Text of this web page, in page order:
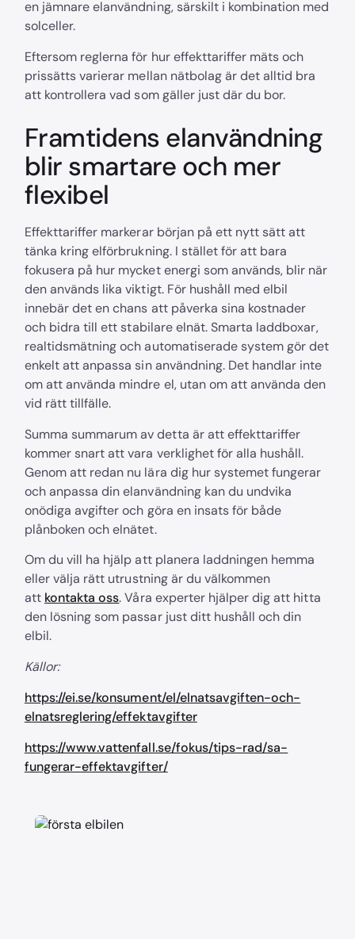
en jämnare elanvändning, särskilt i kombination med
solceller.
Eftersom reglerna för hur effekttariffer mäts och
prissätts varierar mellan nätbolag är det alltid bra
att kontrollera vad som gäller just där du bor.
Framtidens elanvändning
blir smartare och mer
flexibel
Effekttariffer markerar början på ett nytt sätt att
tänka kring elförbrukning. I stället för att bara
fokusera på hur mycket energi som används, blir när
den används lika viktigt. För hushåll med elbil
innebär det en chans att påverka sina kostnader
och bidra till ett stabilare elnät. Smarta laddboxar,
realtidsmätning och automatiserade system gör det
enkelt att anpassa sin användning. Det handlar inte
om att använda mindre el, utan om att använda den
vid rätt tillfälle.
Summa summarum av detta är att effekttariffer
kommer snart att vara verklighet för alla hushåll.
Genom att redan nu lära dig hur systemet fungerar
och anpassa din elanvändning kan du undvika
onödiga avgifter och göra en insats för både
plånboken och elnätet.
Om du vill ha hjälp att planera laddningen hemma
eller välja rätt utrustning är du välkommen
att kontakta oss. Våra experter hjälper dig att hitta
den lösning som passar just ditt hushåll och din
elbil.
Källor:
https://ei.se/konsument/el/elnatsavgiften-och-
elnatsreglering/effektavgifter
https://www.vattenfall.se/fokus/tips-rad/sa-
fungerar-effektavgifter/